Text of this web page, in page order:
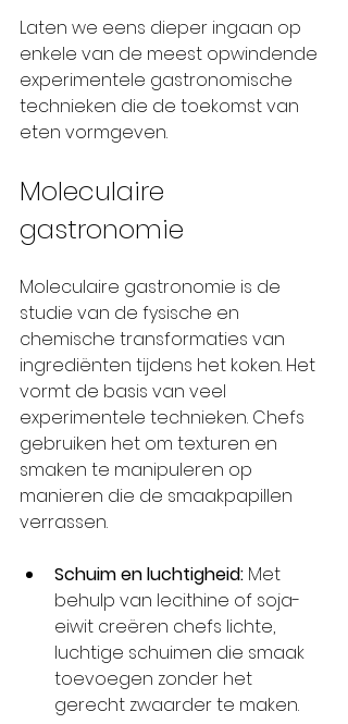
Laten we eens dieper ingaan op
enkele van de meest opwindende
experimentele gastronomische
technieken die de toekomst van
eten vormgeven.
Moleculaire
gastronomie
Moleculaire gastronomie is de
studie van de fysische en
chemische transformaties van
ingrediënten tijdens het koken. Het
vormt de basis van veel
experimentele technieken. Chefs
gebruiken het om texturen en
smaken te manipuleren op
manieren die de smaakpapillen
verrassen.
Schuim en luchtigheid: Met
behulp van lecithine of soja-
eiwit creëren chefs lichte,
luchtige schuimen die smaak
toevoegen zonder het
gerecht zwaarder te maken.